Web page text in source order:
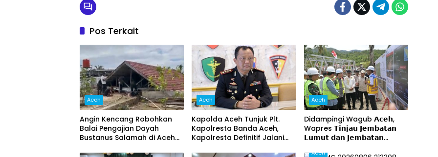
Pos Terkait
Aceh
Angin Kencang Robohkan
Balai Pengajian Dayah
Bustanus Salamah di Aceh
Aceh
Kapolda Aceh Tunjuk Plt.
Kapolresta Banda Aceh,
Kapolresta Definitif Jalani
Aceh
Didampingi Wagub 𝗔𝗰𝗲𝗵,
Wapres 𝗧𝗶𝗻𝗷𝗮𝘂 𝗝𝗲𝗺𝗯𝗮𝘁𝗮𝗻
𝗟𝘂𝗺𝘂𝘁 𝗱𝗮𝗻 𝗝𝗲𝗺𝗯𝗮𝘁𝗮𝗻
Aceh